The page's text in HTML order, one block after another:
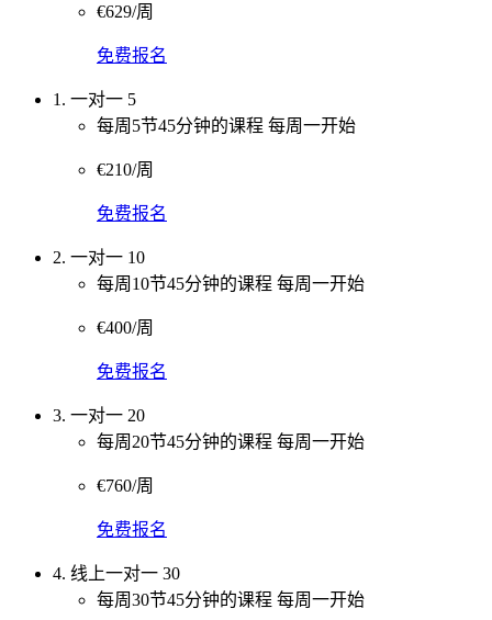
€629/周
免费报名
1. 一对一 5
每周5节45分钟的课程 每周一开始
€210/周
免费报名
2. 一对一 10
每周10节45分钟的课程 每周一开始
€400/周
免费报名
3. 一对一 20
每周20节45分钟的课程 每周一开始
€760/周
免费报名
4. 线上一对一 30
每周30节45分钟的课程 每周一开始